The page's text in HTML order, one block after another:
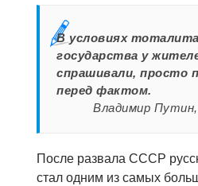
В условиях
государства у
спрашивали, просто
перед фактом.
Владимир
После развала СССР
стал одним из самых